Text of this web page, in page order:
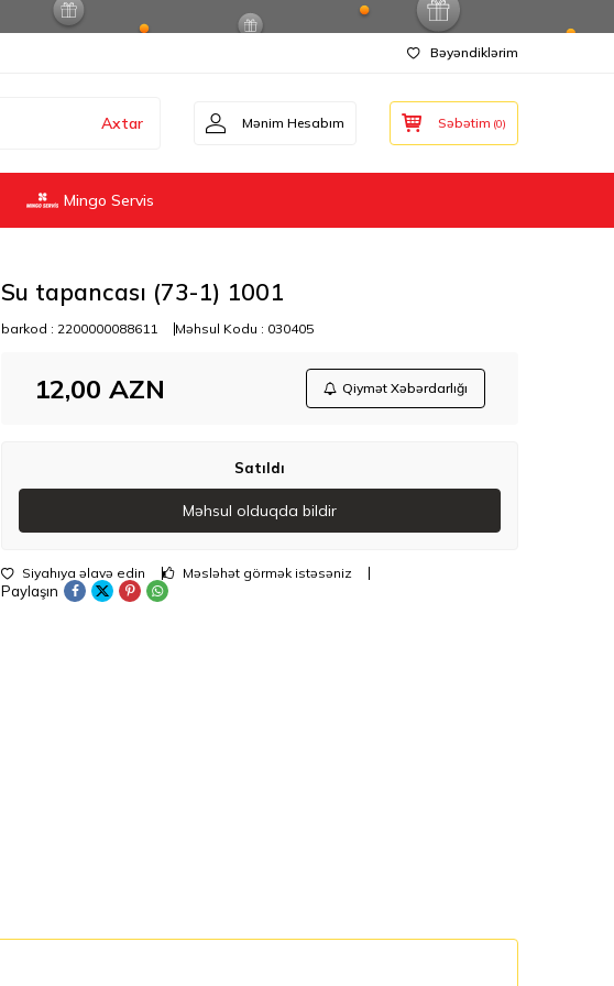
Bəyəndiklərim
Axtar Mənim Hesabım Səbətim (0)
Mingo Servis
Su tapancası (73-1) 1001
barkod : 2200000088611 Məhsul Kodu : 030405
12,00 AZN Qiymət Xəbərdarlığı
Satıldı
Məhsul olduqda bildir
Siyahıya əlavə edin Məsləhət görmək istəsəniz
Paylaşın